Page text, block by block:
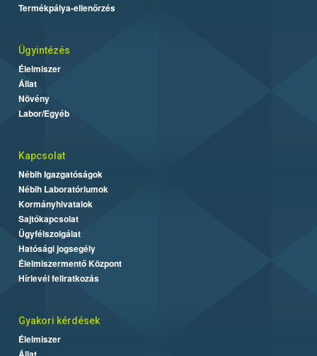
Termékpálya-ellenőrzés
Ügyintézés
Élelmiszer
Állat
Növény
Labor/Egyéb
Kapcsolat
Nébih Igazgatóságok
Nébih Laboratóriumok
Kormányhivatalok
Sajtókapcsolat
Ügyfélszolgálat
Hatósági jogsegély
Élelmiszermentő Központ
Hírlevél feliratkozás
Gyakori kérdések
Élelmiszer